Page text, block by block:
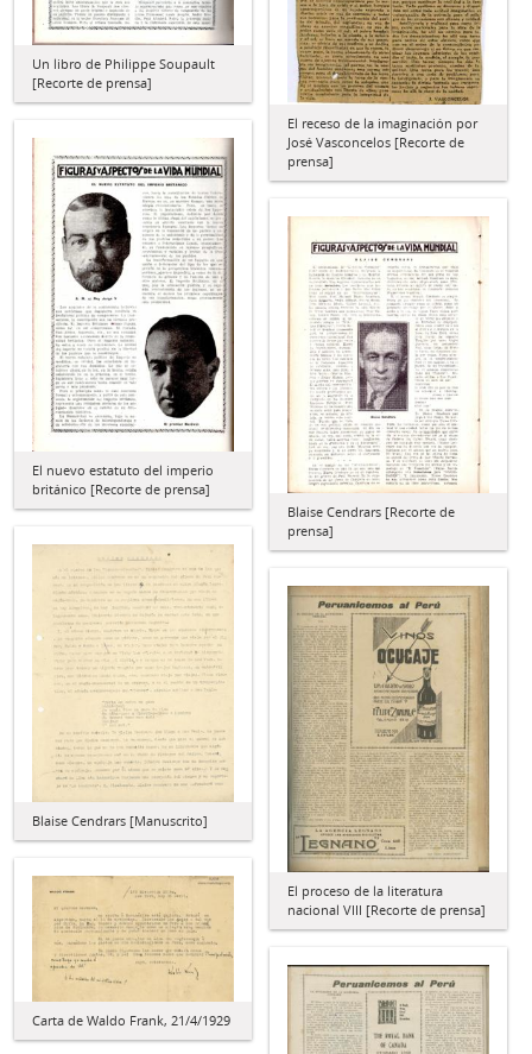
El receso de la imaginación por
José Vasconcelos [Recorte de
prensa]
Un libro de Philippe Soupault
[Recorte de prensa]
El nuevo estatuto del imperio
británico [Recorte de prensa]
Blaise Cendrars [Recorte de
prensa]
Blaise Cendrars [Manuscrito]
El proceso de la literatura
nacional VIII [Recorte de prensa]
Carta de Waldo Frank, 21/4/1929